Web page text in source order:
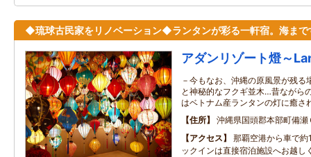
◆琉球古民家をリノベーション◆ランタンが彩る一軒宿。海まで
アダンリゾート燈～
－今もなお、沖縄の原風景が残る
と神秘的なフクギ並木…昔ながら
はベトナム産ランタンの灯に癒さ
住所
沖縄県国頭郡本部町備瀬
アクセス
那覇空港から車で
ックインは直接宿泊施設へお越し